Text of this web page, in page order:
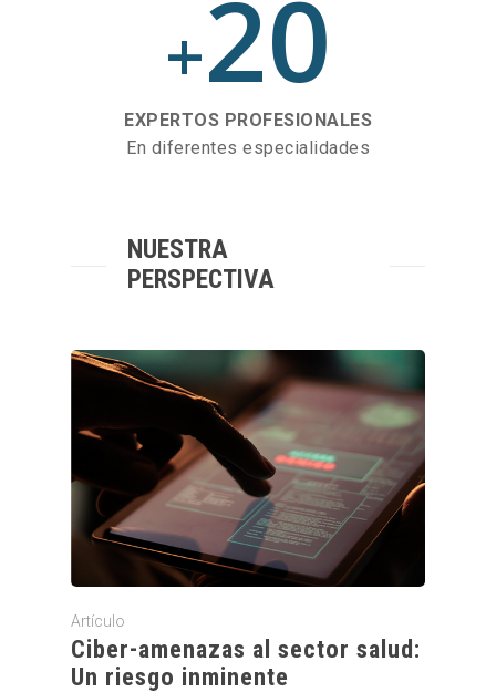
+20
EXPERTOS PROFESIONALES
En diferentes especialidades
NUESTRA
PERSPECTIVA
Artículo
Ciber-amenazas al sector salud:
Un riesgo inminente